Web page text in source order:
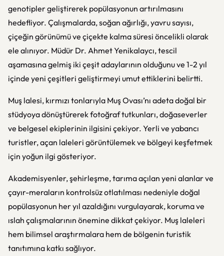
genotipler geliştirerek popülasyonun artırılmasını
hedefliyor. Çalışmalarda, soğan ağırlığı, yavru sayısı,
çiçeğin görünümü ve çiçekte kalma süresi öncelikli olarak
ele alınıyor. Müdür Dr. Ahmet Yenikalaycı, tescil
aşamasına gelmiş iki çeşit adaylarının olduğunu ve 1-2 yıl
içinde yeni çeşitleri geliştirmeyi umut ettiklerini belirtti.
Muş lalesi, kırmızı tonlarıyla Muş Ovası’nı adeta doğal bir
stüdyoya dönüştürerek fotoğraf tutkunları, doğaseverler
ve belgesel ekiplerinin ilgisini çekiyor. Yerli ve yabancı
turistler, açan laleleri görüntülemek ve bölgeyi keşfetmek
için yoğun ilgi gösteriyor.
Akademisyenler, şehirleşme, tarıma açılan yeni alanlar ve
çayır-meraların kontrolsüz otlatılması nedeniyle doğal
popülasyonun her yıl azaldığını vurgulayarak, koruma ve
ıslah çalışmalarının önemine dikkat çekiyor. Muş laleleri
hem bilimsel araştırmalara hem de bölgenin turistik
tanıtımına katkı sağlıyor.